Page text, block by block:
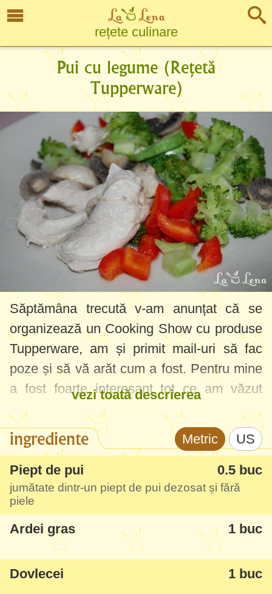
rețete culinare
Pui cu legume (Rețetă
Tupperware)
Săptămâna trecută v-am anunțat că se
organizează un Cooking Show cu produse
Tupperware, am și primit mail-uri să fac
poze și să vă arăt cum a fost. Pentru mine
a fost foarte interesant tot ce am văzut
acolo, chiar neașteptat - am făcut poze la
rețetele pe care le-au prezentat și pe
parcurs voi posta din ele să vedeți cât de
ingenioase sunt.
O primă rețetă este una preparată în
Termotopsau Legumieră, cea care o aveți
ca premiu în concurs. Mi-a plăcut atât de
mult că o voi lua pentru mine cu prima
ocazie - legumele își păstrează toate
vezi toată descrierea
ingrediente Metric US
Piept de pui 0.5 buc
jumătate dintr-un piept de pui dezosat și fără
piele
Ardei gras 1 buc
Dovlecei 1 buc